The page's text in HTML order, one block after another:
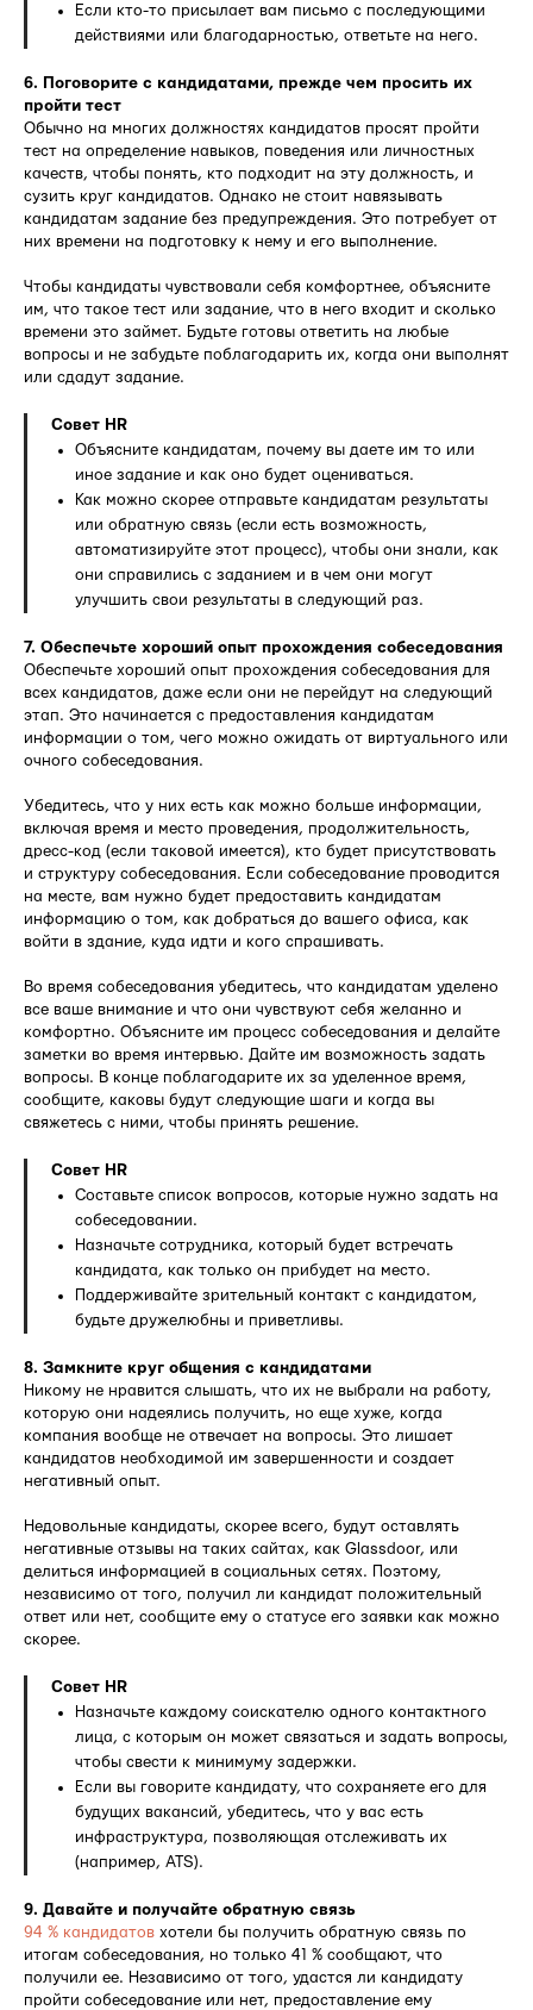
Если кто-то присылает вам письмо с последующими
действиями или благодарностью, ответьте на него.
6. Поговорите с кандидатами, прежде чем просить их
пройти тест
Обычно на многих должностях кандидатов просят пройти
тест на определение навыков, поведения или личностных
качеств, чтобы понять, кто подходит на эту должность, и
сузить круг кандидатов. Однако не стоит навязывать
кандидатам задание без предупреждения. Это потребует от
них времени на подготовку к нему и его выполнение.
Чтобы кандидаты чувствовали себя комфортнее, объясните
им, что такое тест или задание, что в него входит и сколько
времени это займет. Будьте готовы ответить на любые
вопросы и не забудьте поблагодарить их, когда они выполнят
или сдадут задание.
Совет HR
Объясните кандидатам, почему вы даете им то или
иное задание и как оно будет оцениваться.
Как можно скорее отправьте кандидатам результаты
или обратную связь (если есть возможность,
автоматизируйте этот процесс), чтобы они знали, как
они справились с заданием и в чем они могут
улучшить свои результаты в следующий раз.
7. Обеспечьте хороший опыт прохождения собеседования
Обеспечьте хороший опыт прохождения собеседования для
всех кандидатов, даже если они не перейдут на следующий
этап. Это начинается с предоставления кандидатам
информации о том, чего можно ожидать от виртуального или
очного собеседования.
Убедитесь, что у них есть как можно больше информации,
включая время и место проведения, продолжительность,
дресс-код (если таковой имеется), кто будет присутствовать
и структуру собеседования. Если собеседование проводится
на месте, вам нужно будет предоставить кандидатам
информацию о том, как добраться до вашего офиса, как
войти в здание, куда идти и кого спрашивать.
Во время собеседования убедитесь, что кандидатам уделено
все ваше внимание и что они чувствуют себя желанно и
комфортно. Объясните им процесс собеседования и делайте
заметки во время интервью. Дайте им возможность задать
вопросы. В конце поблагодарите их за уделенное время,
сообщите, каковы будут следующие шаги и когда вы
свяжетесь с ними, чтобы принять решение.
Совет HR
Составьте список вопросов, которые нужно задать на
собеседовании.
Назначьте сотрудника, который будет встречать
кандидата, как только он прибудет на место.
Поддерживайте зрительный контакт с кандидатом,
будьте дружелюбны и приветливы.
8. Замкните круг общения с кандидатами
Никому не нравится слышать, что их не выбрали на работу,
которую они надеялись получить, но еще хуже, когда
компания вообще не отвечает на вопросы. Это лишает
кандидатов необходимой им завершенности и создает
негативный опыт.
Недовольные кандидаты, скорее всего, будут оставлять
негативные отзывы на таких сайтах, как Glassdoor, или
делиться информацией в социальных сетях. Поэтому,
независимо от того, получил ли кандидат положительный
ответ или нет, сообщите ему о статусе его заявки как можно
скорее.
Совет HR
Назначьте каждому соискателю одного контактного
лица, с которым он может связаться и задать вопросы,
чтобы свести к минимуму задержки.
Если вы говорите кандидату, что сохраняете его для
будущих вакансий, убедитесь, что у вас есть
инфраструктура, позволяющая отслеживать их
(например, ATS).
9. Давайте и получайте обратную связь
94 % кандидатов хотели бы получить обратную связь по
итогам собеседования, но только 41 % сообщают, что
получили ее. Независимо от того, удастся ли кандидату
пройти собеседование или нет, предоставление ему